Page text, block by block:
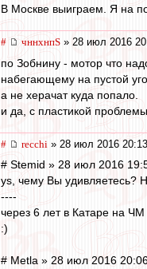
В Москве выиграем. Я на
# чннхнпS » 28 июл 2016
по Зобнину - мотор что
набегающему на пустой
а не херачат куда попало.
и да, с пластикой
# recchi » 28 июл 2016 20:13
# Stemid » 28 июл 2016
ys, чему Вы удивляетесь?
----
через 6 лет в Катаре на
:)
# Metla » 28 июл 2016